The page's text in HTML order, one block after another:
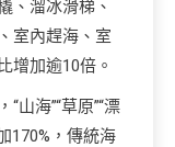
、溜冰滑梯、
室內趕海、室
增加逾10倍。
山海”“草原”“漂
170%，傳統海